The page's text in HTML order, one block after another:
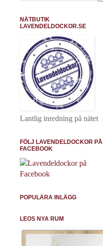
NÄTBUTIK
LAVENDELDOCKOR.SE
Lantlig inredning på nätet
FÖLJ LAVENDELDOCKOR PÅ
FACEBOOK
POPULÄRA INLÄGG
LEOS NYA RUM